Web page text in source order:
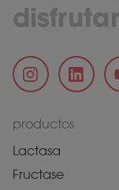
productos
Lactasa
Fructase